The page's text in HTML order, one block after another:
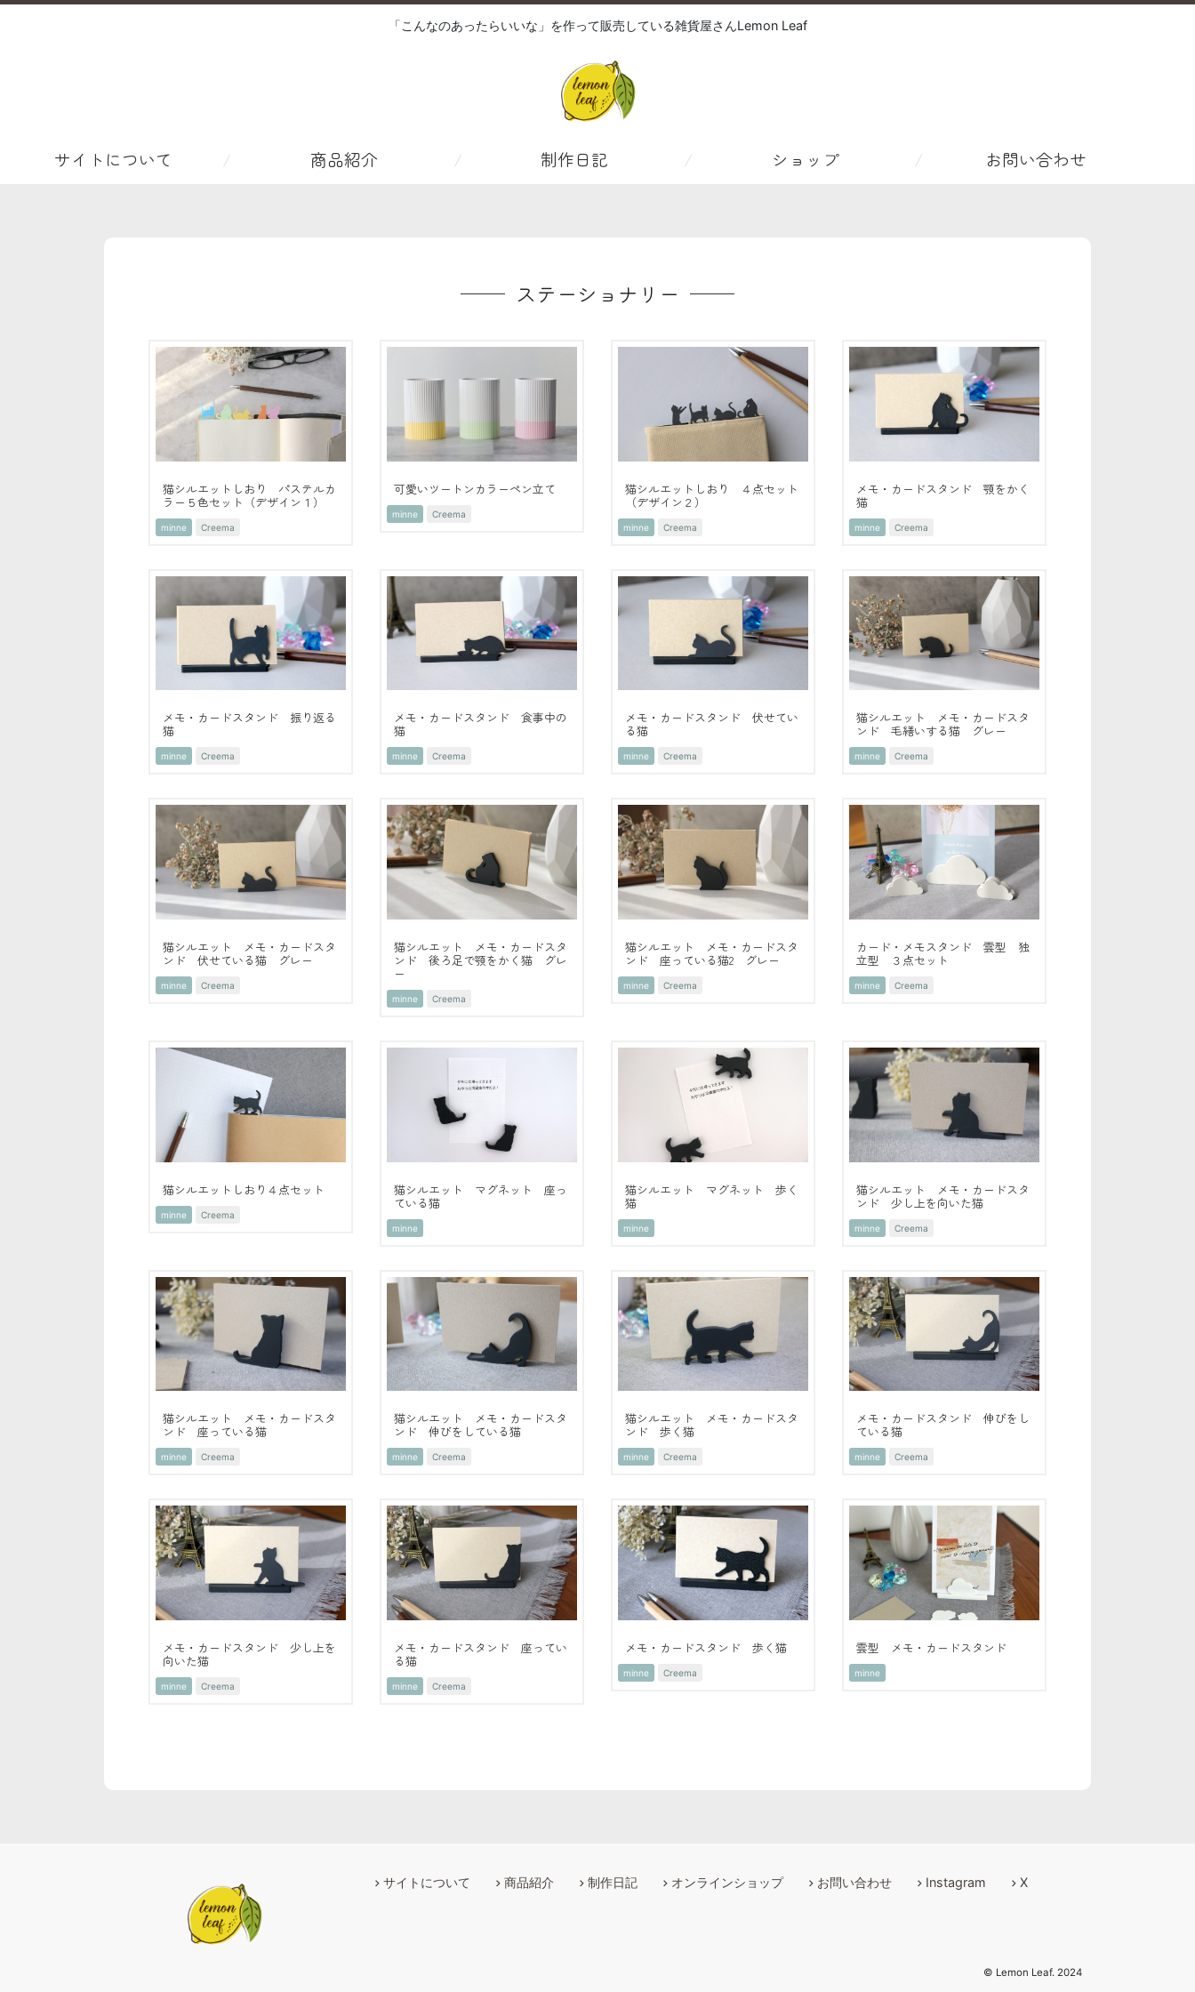
「こんなのあったらいいな」を作って販売している雑貨屋さんLemon Leaf
サイトについて 商品紹介 制作日記 ショップ お問い合わせ
ステーショナリー
猫シルエットしおり パステルカ
ラー５色セット（デザイン１）
minne Creema
可愛いツートンカラーペン立て
minne Creema
猫シルエットしおり ４点セット
（デザイン２）
minne Creema
メモ・カードスタンド 顎をかく
猫
minne Creema
メモ・カードスタンド 振り返る
猫
minne Creema
メモ・カードスタンド 食事中の
猫
minne Creema
メモ・カードスタンド 伏せてい
る猫
minne Creema
猫シルエット メモ・カードスタ
ンド 毛繕いする猫 グレー
minne Creema
猫シルエット メモ・カードスタ
ンド 伏せている猫 グレー
minne Creema
猫シルエット メモ・カードスタ
ンド 後ろ足で顎をかく猫 グレ
ー
minne Creema
猫シルエット メモ・カードスタ
ンド 座っている猫2 グレー
minne Creema
カード・メモスタンド 雲型 独
立型 ３点セット
minne Creema
猫シルエットしおり４点セット
minne Creema
猫シルエット マグネット 座っ
ている猫
minne
猫シルエット マグネット 歩く
猫
minne
猫シルエット メモ・カードスタ
ンド 少し上を向いた猫
minne Creema
猫シルエット メモ・カードスタ
ンド 座っている猫
minne Creema
猫シルエット メモ・カードスタ
ンド 伸びをしている猫
minne Creema
猫シルエット メモ・カードスタ
ンド 歩く猫
minne Creema
メモ・カードスタンド 伸びをし
ている猫
minne Creema
メモ・カードスタンド 少し上を
向いた猫
minne Creema
メモ・カードスタンド 座ってい
る猫
minne Creema
メモ・カードスタンド 歩く猫
minne Creema
雲型 メモ・カードスタンド
minne
サイトについて 商品紹介 制作日記 オンラインショップ お問い合わせ Instagram X
© Lemon Leaf. 2024